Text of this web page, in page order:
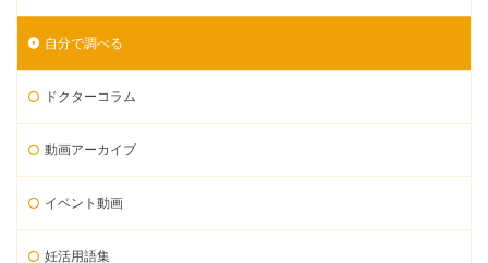
自分で調べる
ドクターコラム
動画アーカイブ
イベント動画
妊活用語集